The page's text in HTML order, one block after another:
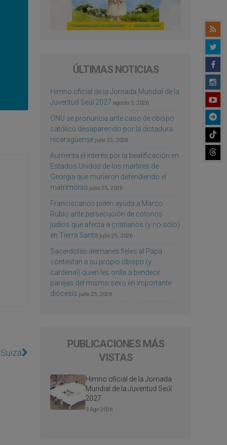
ÚLTIMAS NOTICIAS
Himno oficial de la Jornada Mundial de la
Juventud Seúl 2027 agosto 3, 2026
ONU se pronuncia ante caso de obispo
católico desaparecido por la dictadura
nicaragüense julio 25, 2026
Aumenta el interés por la beatificación en
Estados Unidos de los mártires de
Georgia que murieron defendiendo el
matrimonio julio 25, 2026
Franciscanos piden ayuda a Marco
Rubio ante persecución de colonos
judíos que afecta a cristianos (y no sólo)
en Tierra Santa julio 25, 2026
Sacerdotes alemanes fieles al Papa
contestan a su propio obispo (y
cardenal) quien les orilla a bendecir
parejas del mismo sexo en importante
diócesis julio 25, 2026
PUBLICACIONES MÁS
VISTAS
Himno oficial de la Jornada
Mundial de la Juventud Seúl
2027
3 Ago 2026